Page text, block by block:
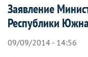
Заявление
Республики
09/09/2014 - 14:56